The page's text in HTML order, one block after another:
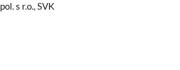
s r.o., SVK